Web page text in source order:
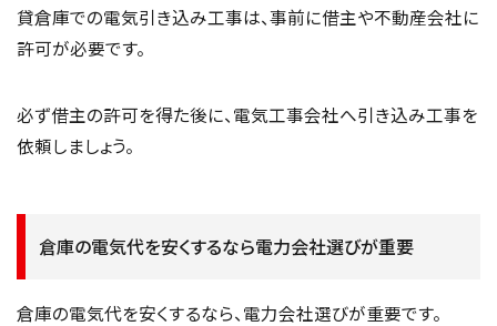
貸倉庫での電気引き込み工事は、事前に借主や不動産会社に
許可が必要です。
必ず借主の許可を得た後に、電気工事会社へ引き込み工事を
依頼しましょう。
倉庫の電気代を安くするなら電力会社選びが重要
倉庫の電気代を安くするなら、電力会社選びが重要です。